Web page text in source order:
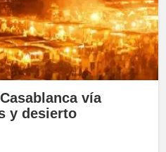
vía
y desierto